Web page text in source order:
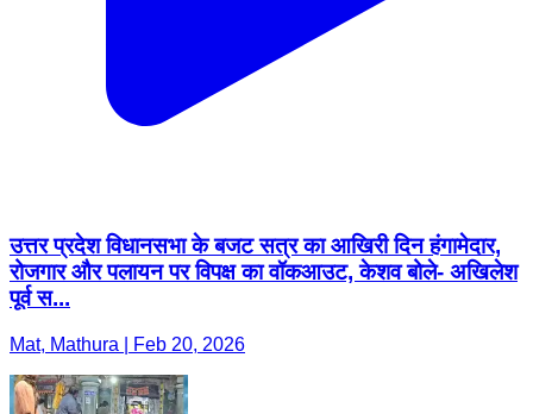
उत्तर प्रदेश विधानसभा के बजट सत्र का आखिरी दिन हंगामेदार,
रोजगार और पलायन पर विपक्ष का वॉकआउट, केशव बोले- अखिलेश
पूर्व स...
Mat, Mathura | Feb 20, 2026